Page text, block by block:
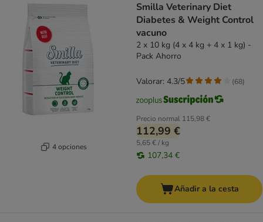
4 opciones
Smilla Veterinary Diet
Diabetes & Weight Control
vacuno
2 x 10 kg (4 x 4 kg + 4 x 1 kg) -
Pack Ahorro
Precio normal 115,98 €
112,99 €
5,65 € / kg
107,34 €
Valorar: 4.3/5 (68)
Añadir a la cesta